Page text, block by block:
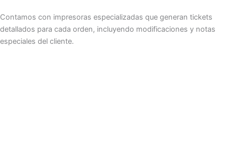
Contamos con impresoras especializadas que generan tickets
detallados para cada orden, incluyendo modificaciones y notas
especiales del cliente.